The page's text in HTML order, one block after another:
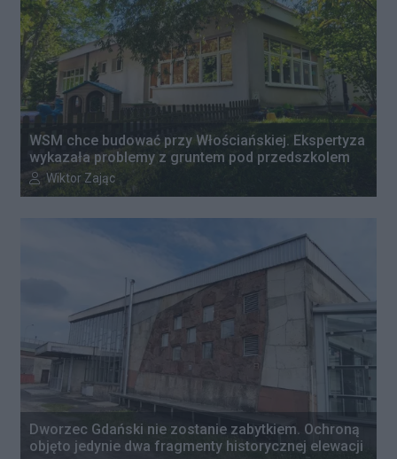
WSM chce budować przy Włościańskiej. Ekspertyza
wykazała problemy z gruntem pod przedszkolem
Autor artykułu:
Wiktor Zając
Dworzec Gdański nie zostanie zabytkiem. Ochroną
objęto jedynie dwa fragmenty historycznej elewacji